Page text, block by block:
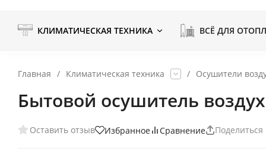
КЛИМАТИЧЕСКАЯ ТЕХНИКА ВСЁ ДЛЯ
Главная / Климатическая техника / Осушители
Бытовой осушитель
Оставить отзыв Избранное Сравнение Поделиться